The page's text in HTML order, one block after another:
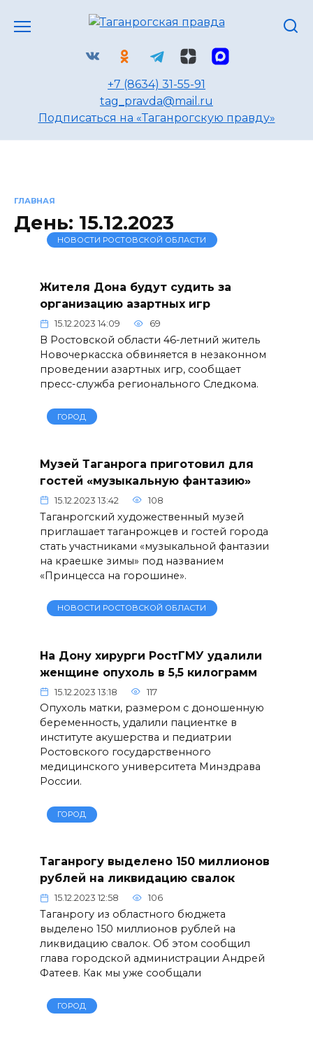
+7 (8634) 31-55-91
tag_pravda@mail.ru
Подписаться на «Таганрогскую правду»
ГЛАВНАЯ
День: 15.12.2023
НОВОСТИ РОСТОВСКОЙ ОБЛАСТИ
Жителя Дона будут судить за
организацию азартных игр
15.12.2023 14:09 69
В Ростовской области 46-летний житель
Новочеркасска обвиняется в незаконном
проведении азартных игр, сообщает
пресс-служба регионального Следкома.
ГОРОД
Музей Таганрога приготовил для
гостей «музыкальную фантазию»
15.12.2023 13:42 108
Таганрогский художественный музей
приглашает таганрожцев и гостей города
стать участниками «музыкальной фантазии
на краешке зимы» под названием
«Принцесса на горошине».
НОВОСТИ РОСТОВСКОЙ ОБЛАСТИ
На Дону хирурги РостГМУ удалили
женщине опухоль в 5,5 килограмм
15.12.2023 13:18 117
Опухоль матки, размером с доношенную
беременность, удалили пациентке в
институте акушерства и педиатрии
Ростовского государственного
медицинского университета Минздрава
России.
ГОРОД
Таганрогу выделено 150 миллионов
рублей на ликвидацию свалок
15.12.2023 12:58 106
Таганрогу из областного бюджета
выделено 150 миллионов рублей на
ликвидацию свалок. Об этом сообщил
глава городской администрации Андрей
Фатеев. Как мы уже сообщали
ГОРОД